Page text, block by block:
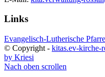
Links
Evangelisch-Lutherische
© Copyright - kitas.ev-kirche-
by Kriesi
Nach oben scrollen